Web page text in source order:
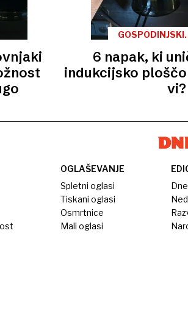
GOSPODINJSKI
6 napak, ki
indukcijsko
vi?
OGLAŠEVANJE
Spletni oglasi
Tiskani oglasi
Osmrtnice
Mali oglasi